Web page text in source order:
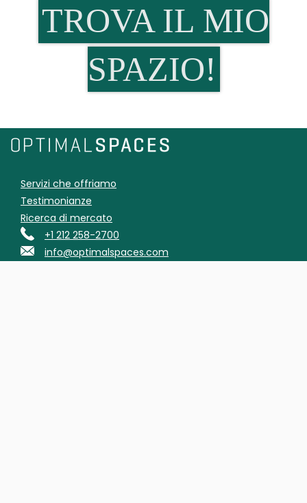
TROVA IL MIO
SPAZIO!
Servizi che offriamo
Testimonianze
Ricerca di mercato
+1 212 258-2700
info@optimalspaces.com